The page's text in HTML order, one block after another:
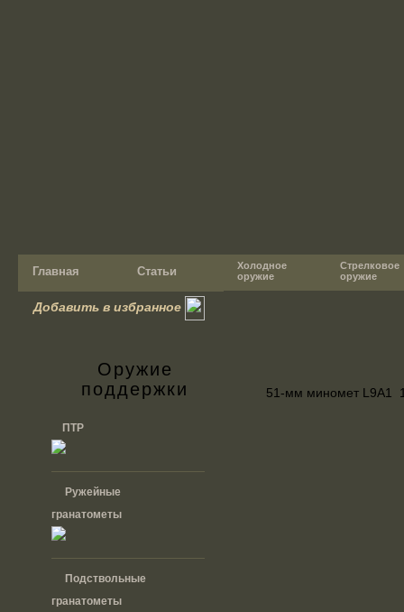
Главная Статьи
Холодное
оружие
Стрелковое
оружие
Добавить в избранное
Оружие
поддержки
ПТР
Ружейные
гранатометы
Подствольные
гранатометы
51-мм миномет L9А1